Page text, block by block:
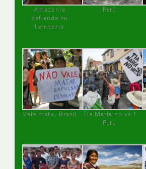
Amazonía
defiende su
territorio
Perú
Vale mata, Brasil
Tía María no va !
Perú